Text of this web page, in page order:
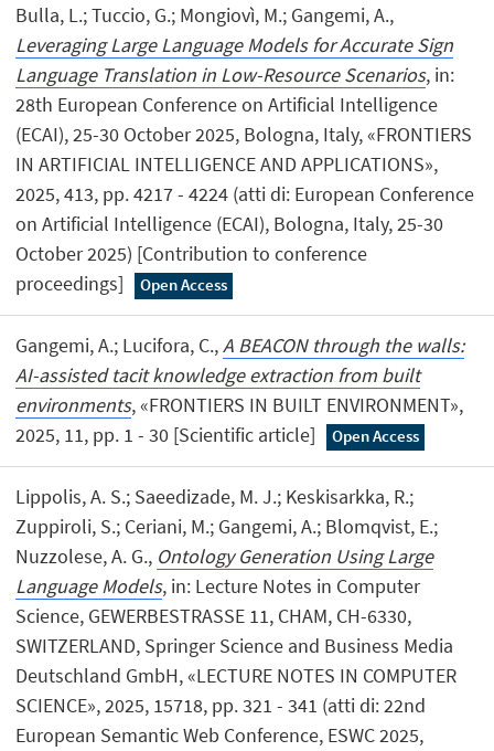
Bulla, L.; Tuccio, G.; Mongiovì, M.; Gangemi, A.,
Leveraging Large Language Models for Accurate Sign
Language Translation in Low-Resource Scenarios, in:
28th European Conference on Artificial Intelligence
(ECAI), 25-30 October 2025, Bologna, Italy, «FRONTIERS
IN ARTIFICIAL INTELLIGENCE AND APPLICATIONS»,
2025, 413, pp. 4217 - 4224 (atti di: European Conference
on Artificial Intelligence (ECAI), Bologna, Italy, 25-30
October 2025) [Contribution to conference
proceedings]
Open Access
Gangemi, A.; Lucifora, C.,A BEACON through the walls:
AI-assisted tacit knowledge extraction from built
environments, «FRONTIERS IN BUILT ENVIRONMENT»,
2025, 11, pp. 1 - 30 [Scientific article]
Open Access
Lippolis, A. S.; Saeedizade, M. J.; Keskisarkka, R.;
Zuppiroli, S.; Ceriani, M.; Gangemi, A.; Blomqvist, E.;
Nuzzolese, A. G., Ontology Generation Using Large
Language Models, in: Lecture Notes in Computer
Science, GEWERBESTRASSE 11, CHAM, CH-6330,
SWITZERLAND, Springer Science and Business Media
Deutschland GmbH, «LECTURE NOTES IN COMPUTER
SCIENCE», 2025, 15718, pp. 321 - 341 (atti di: 22nd
European Semantic Web Conference, ESWC 2025,